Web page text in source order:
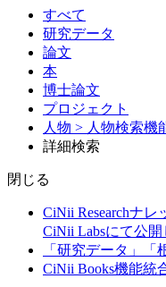
すべて
研究データ
論文
本
博士論文
プロジェクト
人物 > 人物検索機
詳細検索
閉じる
CiNii Researchナ
CiNii Labsにて公開
「研究データ」「
CiNii Books機能統